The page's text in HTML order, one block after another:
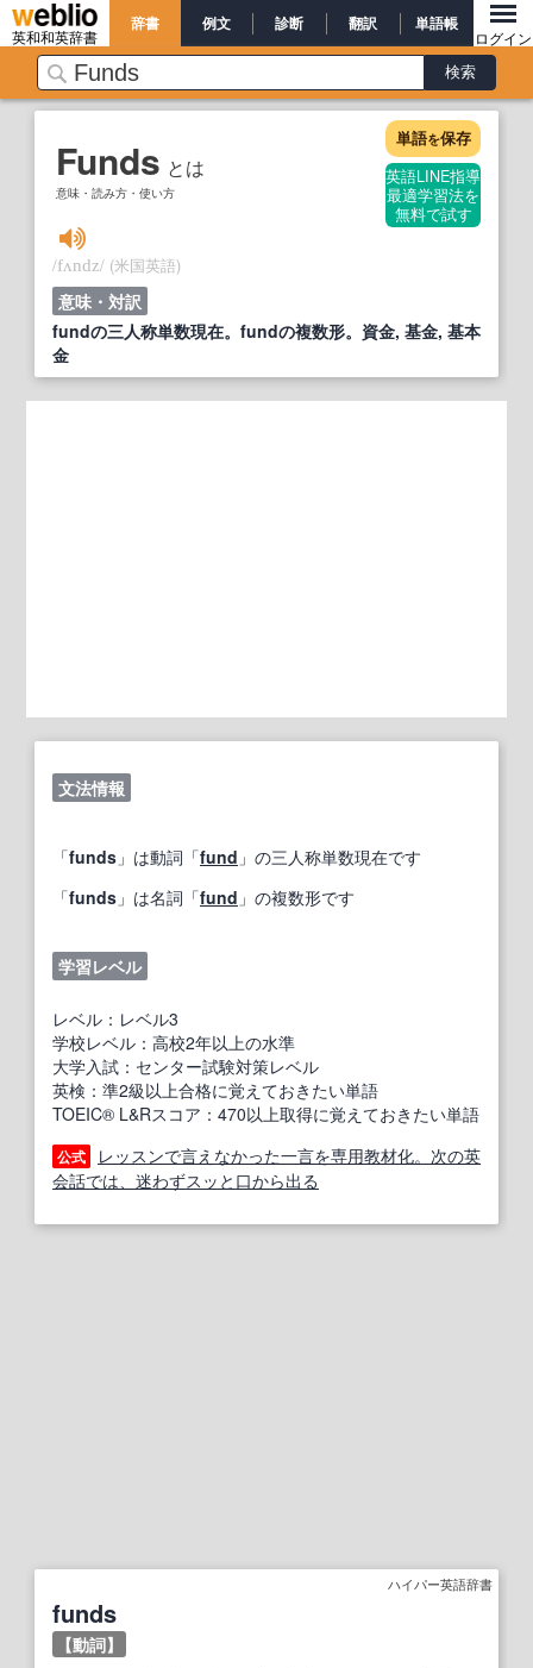
英和和英辞書
辞書 例文 診断 翻訳 単語帳
ログイン
Funds とは
意味・読み方・使い方
単語を保存
英語LINE指導
最適学習法を
無料で試す
/fʌndz/ (米国英語)
意味・対訳
fundの三人称単数現在。fundの複数形。資金, 基金, 基本
金
文法情報
「funds 」は動詞「fund 」の三人称単数現在です
「funds 」は名詞「fund 」の複数形です
学習レベル
レベル：レベル3
学校レベル：高校2年以上の水準
大学入試：センター試験対策レベル
英検：準2級以上合格に覚えておきたい単語
TOEIC® L&Rスコア：470以上取得に覚えておきたい単語
公式
レッスンで言えなかった一言を専用教材化。次の英
会話では、迷わずスッと口から出る
ハイパー英語辞書
funds
【動詞】